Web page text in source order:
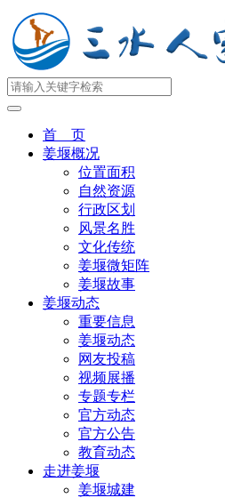
首 页
姜堰概况
位置面积
自然资源
行政区划
风景名胜
文化传统
姜堰微矩阵
姜堰故事
姜堰动态
重要信息
姜堰动态
网友投稿
视频展播
专题专栏
官方动态
官方公告
教育动态
走进姜堰
姜堰城建